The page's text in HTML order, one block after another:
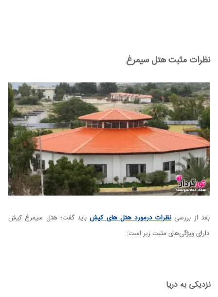
نظرات مثبت هتل سیمرغ
بعد از بررسینظرات درمورد هتل های کیشباید گفت؛ هتل سیمرغ کیش
دارای ویژگی‌های مثبت زیر است:
نزدیکی به دریا